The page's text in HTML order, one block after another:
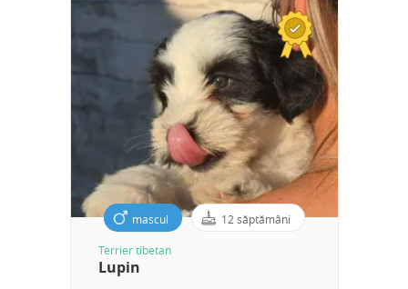
mascul 12 săptămâni
Terrier tibetan
Lupin